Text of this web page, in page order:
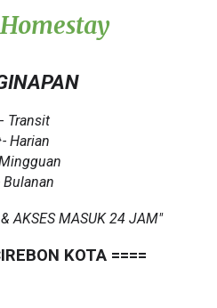
Homestay
Transit
- Harian
Bulanan
AKSES MASUK 24 JAM"
KOTA ====